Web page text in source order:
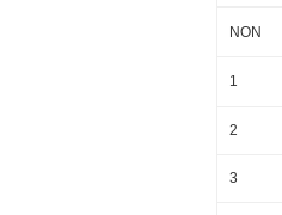
NON
1
2
3